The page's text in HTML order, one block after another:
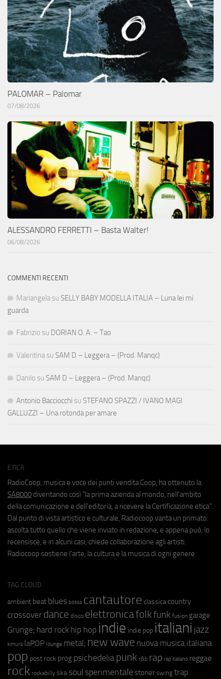
PALOMAR – Palomar
07/08/2026
ALESSANDRO FERRETTI – Basta Walter!
06/08/2026
COMMENTI RECENTI
Mariangela su SELLY BABY MODELLA ITALIA – Luna lei mi
guarda
Fabrizio su DORIAN O. A. – Tao
Valentina su SAM D – Leggera – (Prod. Manqc)
Danilo su SAM D – Leggera – (Prod. Manqc)
Antonio Bacciocchi su STEFANO SPAZZI / IVANO MAGI
GALLUZZI – Una rotonda per amare
ETICA
RadioCoop, musica e voce dei punti vendita Coop, ha ottenuto la
SA8000 diventando così "la prima azienda al mondo, nell'ambito
della comunicazione e dell'editoria, a ricevere la Certificazione etica".
Dal punto di vista artistico e culturale, Radiocoop vanta un primato:
ascolta tutto quello che viene inviato in redazione, e appena può, lo
recensisce, e in alcuni casi, chiede collaborazione agli artisti.
Radiocoop sostiene l'arte, la cultura e la musica di ogni genere.
TAG CLOUD
ambient beat blues bossa cantautore classica country
crossover dance disco elettronicafolkfunk fusion garage
Grunge; hard rock hip hop indie indie pop italiani jazz
kimura laPOP lounge metal; new wave nuova musica italiana
pop post rock prog psichedeliapunk r&b rap rap italiano reggae
rock rockabilly ska soul sperimentale stoner swing trap